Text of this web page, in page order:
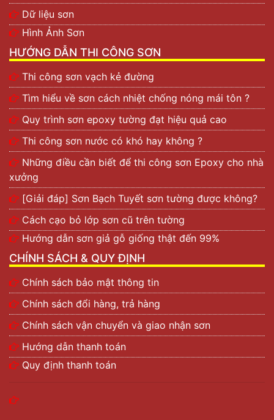
Dữ liệu sơn
Hình Ảnh Sơn
HƯỚNG DẪN THI CÔNG SƠN
Thi công sơn vạch kẻ đường
Tìm hiểu về sơn cách nhiệt chống nóng mái tôn ?
Quy trình sơn epoxy tường đạt hiệu quả cao
Thi công sơn nước có khó hay không ?
Những điều cần biết để thi công sơn Epoxy cho nhà
xưởng
[Giải đáp] Sơn Bạch Tuyết sơn tường được không?
Cách cạo bỏ lớp sơn cũ trên tường
Hướng dẫn sơn giả gỗ giống thật đến 99%
CHÍNH SÁCH & QUY ĐỊNH
Chính sách bảo mật thông tin
Chính sách đổi hàng, trả hàng
Chính sách vận chuyển và giao nhận sơn
Hướng dẫn thanh toán
Quy định thanh toán